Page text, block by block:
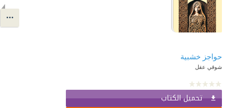
حواجز خشبية
شوقي عقل
تحميل الكتاب